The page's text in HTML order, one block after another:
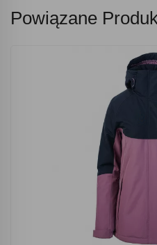
Powiązane